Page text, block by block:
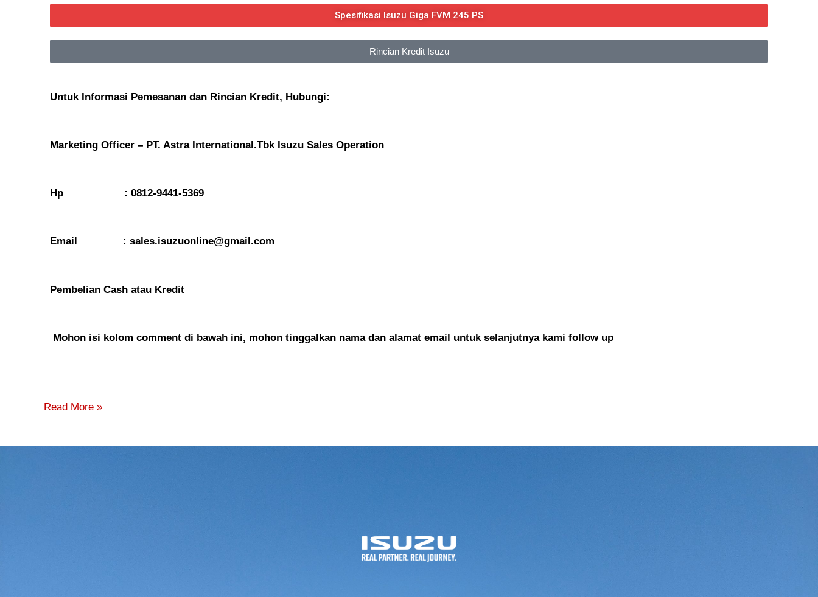
Spesifikasi Isuzu Giga FVM 245 PS
Rincian Kredit Isuzu
Untuk Informasi Pemesanan dan Rincian Kredit, Hubungi:
Marketing Officer – PT. Astra International.Tbk Isuzu Sales Operation
Hp : 0812-9441-5369
Email : sales.isuzuonline@gmail.com
Pembelian Cash atau Kredit
Mohon isi kolom comment di bawah ini, mohon tinggalkan nama dan alamat email untuk selanjutnya kami follow up
Read More »